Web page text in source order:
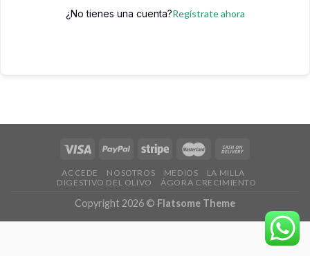
¿No tienes una cuenta?Regístrate ahora
ACCEDE NOSOTROS MEDIOS
LA MILLA
DIGESTIVO DEL OLIVO
ÁGORA CRECIMIENTO
Copyright 2026 © Flatsome Theme